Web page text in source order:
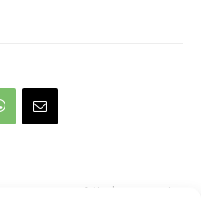
Articolo successivo